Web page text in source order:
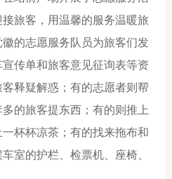
旅客，用温馨的服务温暖旅
的志愿服务队员为旅客们发
传单和旅客意见征询表等资
释疑解惑；有的志愿者则帮
的旅客提东西；有的则推上
杯杯凉茶；有的找来拖布和
室的护栏、检票机、座椅、